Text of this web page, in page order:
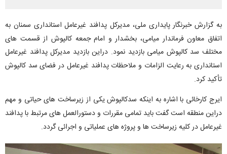
به گزارش خبرنگار پایداری ملی، مدیرکل پدافند غیرعامل استانداری سمنان به
اتفاق معاون فرماندار میامی، بخشدار و امام جمعه کالپوش از قسمت های
مختلف سد کالپوش میامی بازدید نمود. دراین بازدید مدیرکل پدافند غیرعامل
استانداری به رعایت الزامات و ملاحظات پدافند غیرعامل در فضای سد کالپوش
تأکید کرد.
ایرج کارخائی با اشاره به اینکه سدکالپوش یکی از زیرساخت های حیاتی و مهم
دراین منطقه است گفت باید تمامی مقررات و دستورالعمل های مرتبط با پدافند
غیرعامل در کلیه زیرساخت ها و پروژه های عملیاتی و اجرائی گردد.